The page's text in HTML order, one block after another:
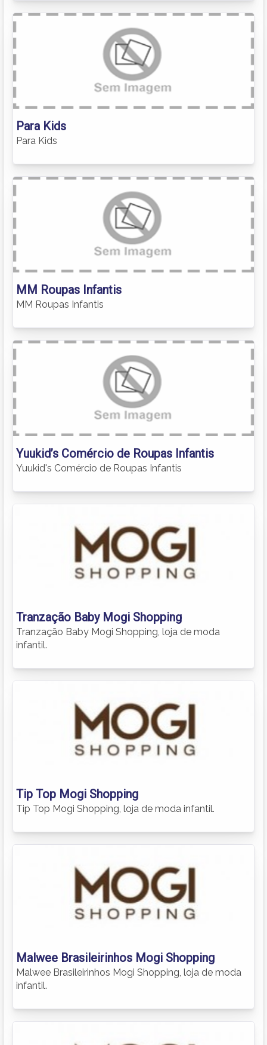
Para Kids
Para Kids
MM Roupas Infantis
MM Roupas Infantis
Yuukid’s Comércio de Roupas Infantis
Yuukid's Comércio de Roupas Infantis
Tranzação Baby Mogi Shopping
Tranzação Baby Mogi Shopping, loja de moda
infantil.
Tip Top Mogi Shopping
Tip Top Mogi Shopping, loja de moda infantil.
Malwee Brasileirinhos Mogi Shopping
Malwee Brasileirinhos Mogi Shopping, loja de moda
infantil.